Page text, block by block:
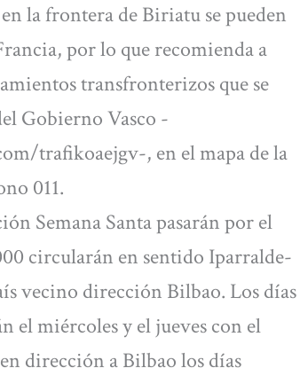
la frontera de Biriatu se pueden
por lo que recomienda a
transfronterizos que se
Gobierno Vasco -
trafikoaejgv-, en el mapa de la
011.
Semana Santa pasarán por el
circularán en sentido Iparralde-
vecino dirección Bilbao. Los días
el miércoles y el jueves con el
dirección a Bilbao los días